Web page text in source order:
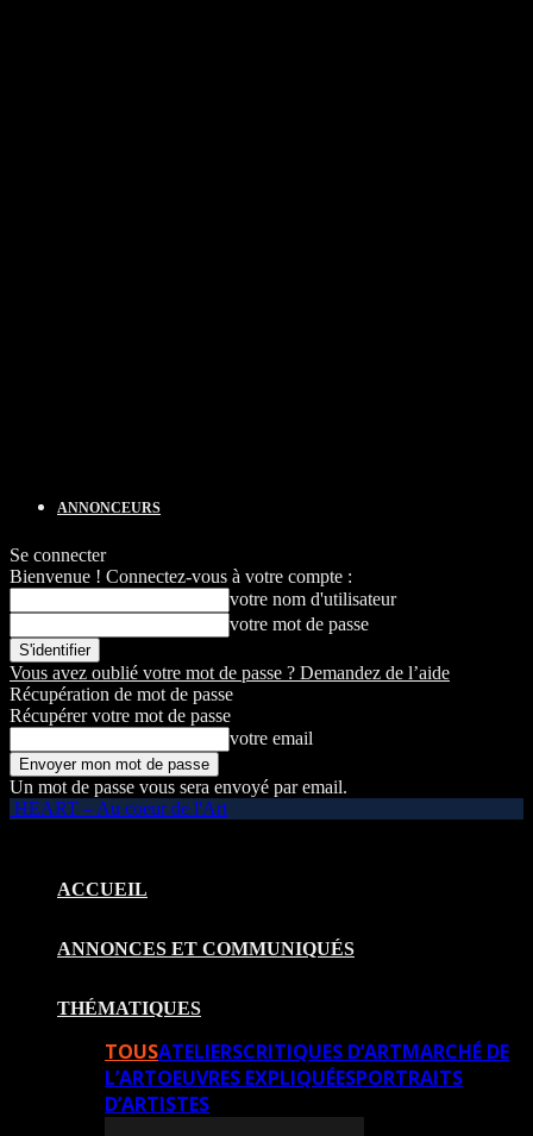
ANNONCEURS
Se connecter
Bienvenue ! Connectez-vous à votre compte :
votre nom d'utilisateur
votre mot de passe
Vous avez oublié votre mot de passe ? Demandez de l’aide
Récupération de mot de passe
Récupérer votre mot de passe
votre email
Un mot de passe vous sera envoyé par email.
HEART – Au coeur de l'Art
ACCUEIL
ANNONCES ET COMMUNIQUÉS
THÉMATIQUES
TOUSATELIERSCRITIQUES D’ARTMARCHÉ DE
L’ARTOEUVRES EXPLIQUÉESPORTRAITS
D’ARTISTES